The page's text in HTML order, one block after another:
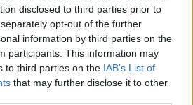
disclosed to third parties prior to
opt-out of the further
information by third parties on the
participants. This information may
to third parties on the IAB’s List of
that may further disclose it to other